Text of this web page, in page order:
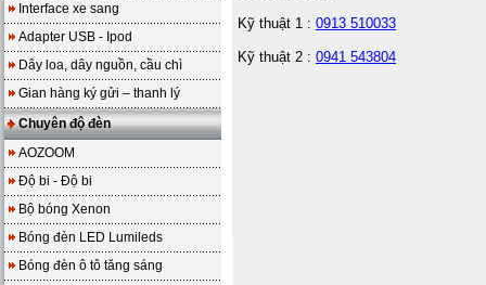
Interface xe sang
Adapter USB - Ipod
Dây loa, dây nguồn, cầu chì
Gian hàng ký gửi – thanh lý
Chuyên độ đèn
AOZOOM
Độ bi - Độ bi
Bộ bóng Xenon
Bóng đèn LED Lumileds
Bóng đèn ô tô tăng sáng
Kỹ thuật 1 : 0913 510033
Kỹ thuật 2 : 0941 543804